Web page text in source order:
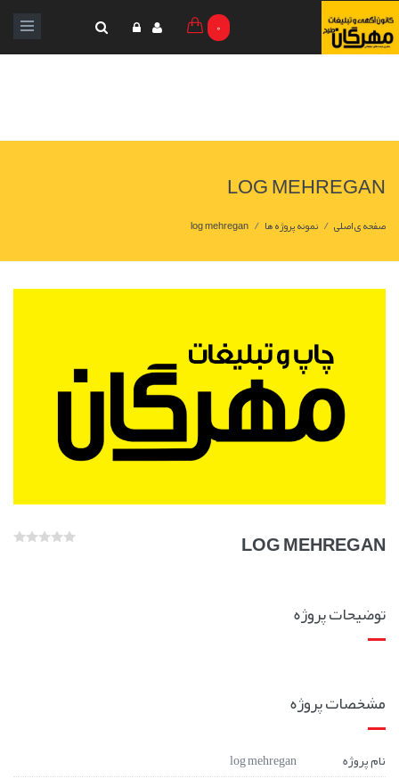
0
LOG MEHREGAN
صفحه ی اصلی / نمونه پروژه ها /
log mehregan
LOG MEHREGAN
توضیحات پروژه
مشخصات پروژه
نام پروژه
log mehregan